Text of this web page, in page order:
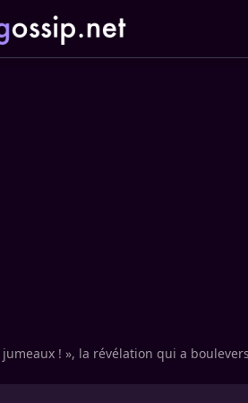
jumeaux ! », la révélation qui a